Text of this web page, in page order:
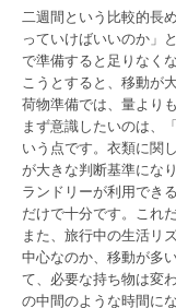
二週間という比較的長
っていけばいいのか」
で準備すると足りなく
こうとすると、移動が
荷物準備では、量より
まず意識したいのは、
いう点です。衣類に関
が大きな判断基準にな
ランドリーが利用でき
だけで十分です。これ
また、旅行中の生活リ
中心なのか、移動が多
て、必要な持ち物は変
の中間のような時間に